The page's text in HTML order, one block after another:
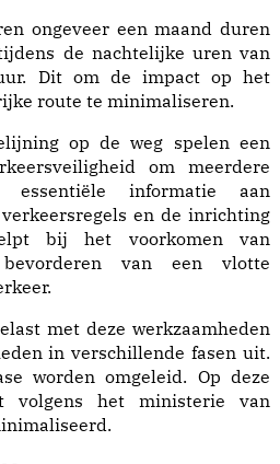
ongeveer een maand duren
de nachtelijke uren van
Dit om de impact op het
route te minimaliseren.
op de weg spelen een
om meerdere
essentiële informatie aan
en de inrichting
bij het voorkomen van
van een vlotte
met deze werkzaamheden
in verschillende fasen uit.
worden omgeleid. Op deze
volgens het ministerie van